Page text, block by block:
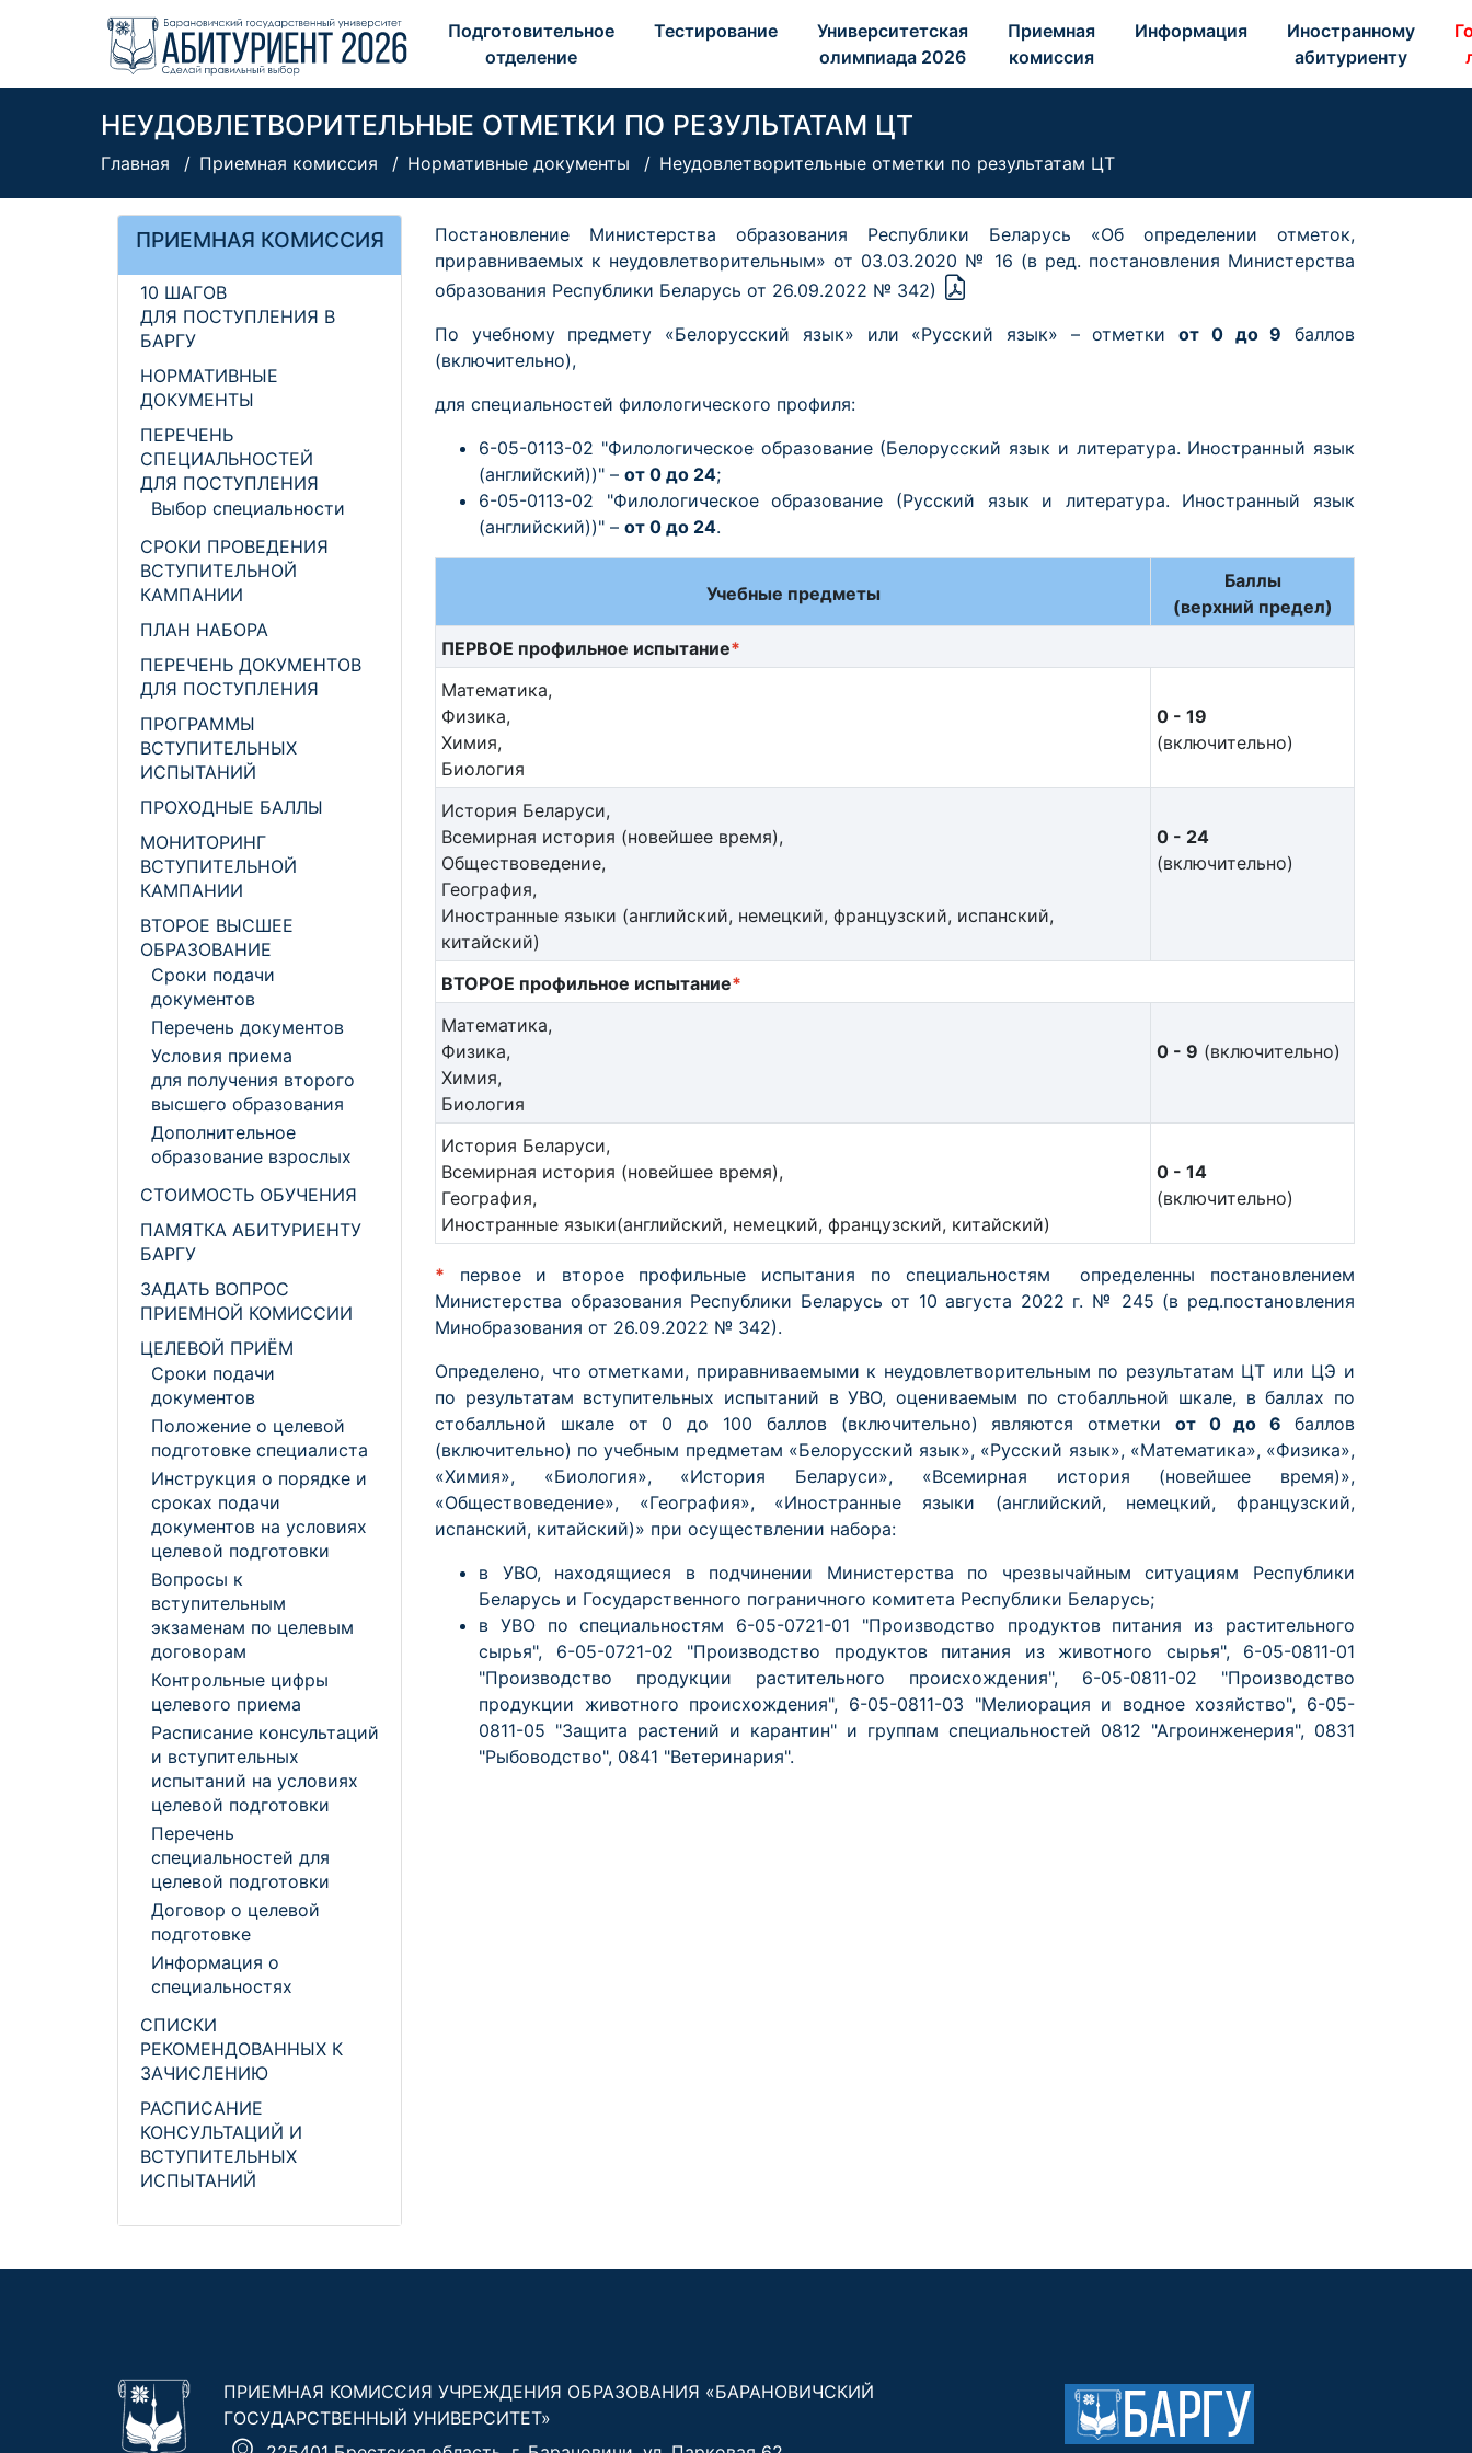
Подготовительное
отделение
Тестирование
Университетская
олимпиада 2026
Приемная
комиссия
Информация
Иностранному
абитуриенту
НЕУДОВЛЕТВОРИТЕЛЬНЫЕ ОТМЕТКИ ПО РЕЗУЛЬТАТАМ ЦТ
Главная Приемная комиссия Нормативные документы Неудовлетворительные отметки по результатам ЦТ
ПРИЕМНАЯ КОМИССИЯ
10 ШАГОВ
ДЛЯ ПОСТУПЛЕНИЯ В
БАРГУ
НОРМАТИВНЫЕ
ДОКУМЕНТЫ
ПЕРЕЧЕНЬ
СПЕЦИАЛЬНОСТЕЙ
ДЛЯ ПОСТУПЛЕНИЯ
Выбор специальности
СРОКИ ПРОВЕДЕНИЯ
ВСТУПИТЕЛЬНОЙ
КАМПАНИИ
ПЛАН НАБОРА
ПЕРЕЧЕНЬ ДОКУМЕНТОВ
ДЛЯ ПОСТУПЛЕНИЯ
ПРОГРАММЫ
ВСТУПИТЕЛЬНЫХ
ИСПЫТАНИЙ
ПРОХОДНЫЕ БАЛЛЫ
МОНИТОРИНГ
ВСТУПИТЕЛЬНОЙ
КАМПАНИИ
ВТОРОЕ ВЫСШЕЕ
ОБРАЗОВАНИЕ
Сроки подачи
документов
Перечень документов
Условия приема
для получения второго
высшего образования
Дополнительное
образование взрослых
СТОИМОСТЬ ОБУЧЕНИЯ
ПАМЯТКА АБИТУРИЕНТУ
БАРГУ
ЗАДАТЬ ВОПРОС
ПРИЕМНОЙ КОМИССИИ
ЦЕЛЕВОЙ ПРИЁМ
Сроки подачи
документов
Положение о целевой
подготовке специалиста
Инструкция о порядке и
сроках подачи
документов на условиях
целевой подготовки
Вопросы к
вступительным
экзаменам по целевым
договорам
Контрольные цифры
целевого приема
Расписание консультаций
и вступительных
испытаний на условиях
целевой подготовки
Перечень
специальностей для
целевой подготовки
Договор о целевой
подготовке
Информация о
специальностях
СПИСКИ
РЕКОМЕНДОВАННЫХ К
ЗАЧИСЛЕНИЮ
РАСПИСАНИЕ
КОНСУЛЬТАЦИЙ И
ВСТУПИТЕЛЬНЫХ
ИСПЫТАНИЙ
Постановление Министерства образования Республики Беларусь «Об определении отметок,
приравниваемых к неудовлетворительным» от 03.03.2020 № 16 (в ред. постановления Министерства
образования Республики Беларусь от 26.09.2022 № 342)
По учебному предмету «Белорусский язык» или «Русский язык» – отметкиот 0 до 9 баллов
(включительно),
для специальностей филологического профиля:
6-05-0113-02 "Филологическое образование (Белорусский язык и литература. Иностранный язык
(английский))" – от 0 до 24;
6-05-0113-02 "Филологическое образование (Русский язык и литература. Иностранный язык
(английский))" – от 0 до 24.
Учебные предметы
Баллы
(верхний предел)
ПЕРВОЕ профильное испытание*
Математика,
Физика,
Химия,
Биология
0 - 19
(включительно)
История Беларуси,
Всемирная история (новейшее время),
Обществоведение,
География,
Иностранные языки (английский, немецкий, французский, испанский,
китайский)
0 - 24
(включительно)
ВТОРОЕ профильное испытание*
Математика,
Физика,
Химия,
Биология
0 - 9 (включительно)
История Беларуси,
Всемирная история (новейшее время),
География,
Иностранные языки(английский, немецкий, французский, китайский)
0 - 14
(включительно)
* первое и второе профильные испытания по специальностям определенны постановлением
Министерства образования Республики Беларусь от 10 августа 2022 г. № 245 (в ред.постановления
Минобразования от 26.09.2022 № 342).
Определено, что отметками, приравниваемыми к неудовлетворительным по результатам ЦТ или ЦЭ и
по результатам вступительных испытаний в УВО, оцениваемым по стобалльной шкале, в баллах по
стобалльной шкале от 0 до 100 баллов (включительно) являются отметки от 0 до 6баллов
(включительно) по учебным предметам «Белорусский язык», «Русский язык», «Математика», «Физика»,
«Химия», «Биология», «История Беларуси», «Всемирная история (новейшее время)»,
«Обществоведение», «География», «Иностранные языки (английский, немецкий, французский,
испанский, китайский)» при осуществлении набора:
в УВО, находящиеся в подчинении Министерства по чрезвычайным ситуациям Республики
Беларусь и Государственного пограничного комитета Республики Беларусь;
в УВО по специальностям 6-05-0721-01 "Производство продуктов питания из растительного
сырья", 6-05-0721-02 "Производство продуктов питания из животного сырья", 6-05-0811-01
"Производство продукции растительного происхождения", 6-05-0811-02 "Производство
продукции животного происхождения", 6-05-0811-03 "Мелиорация и водное хозяйство", 6-05-
0811-05 "Защита растений и карантин" и группам специальностей 0812 "Агроинженерия", 0831
"Рыбоводство", 0841 "Ветеринария".
ПРИЕМНАЯ КОМИССИЯ УЧРЕЖДЕНИЯ ОБРАЗОВАНИЯ «БАРАНОВИЧСКИЙ
ГОСУДАРСТВЕННЫЙ УНИВЕРСИТЕТ»